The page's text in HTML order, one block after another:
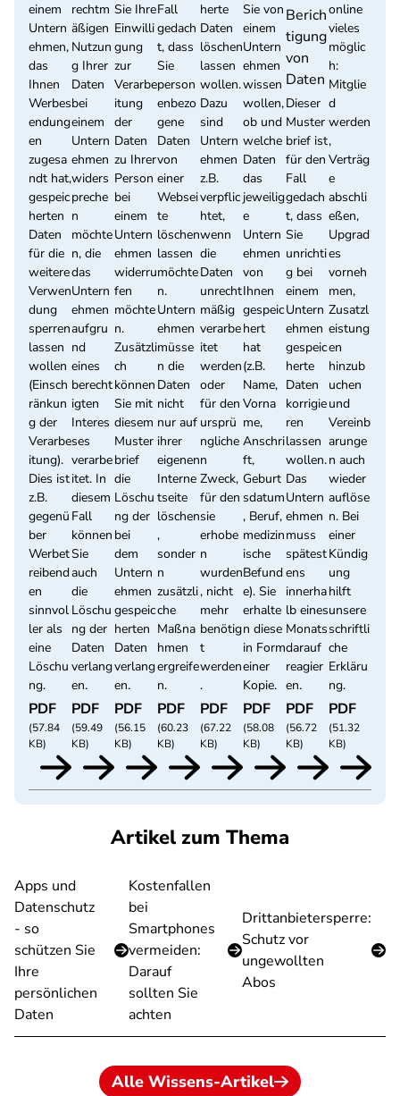
einem
Untern
ehmen,
das
Ihnen
Werbes
endung
en
zugesa
ndt hat,
gespeic
herten
Daten
für die
weitere
Verwen
dung
sperren
lassen
wollen
(Einsch
ränkun
g der
Verarbe
itung).
Dies ist
z.B.
gegenü
ber
Werbet
reibend
en
sinnvol
ler als
eine
Löschu
ng.
PDF
(57.84
KB)
rechtm
äßigen
Nutzun
g Ihrer
Daten
bei
einem
Untern
ehmen
widers
preche
n
möchte
n, die
das
Untern
ehmen
aufgru
nd
eines
berecht
igten
Interes
ses
verarbe
itet. In
diesem
Fall
können
Sie
auch
die
Löschu
ng der
Daten
verlang
en.
PDF
(59.49
KB)
Sie Ihre
Einwilli
gung
zur
Verarbe
itung
der
Daten
zu Ihrer
Person
bei
einem
Untern
ehmen
widerru
fen
möchte
n.
Zusätzli
ch
können
Sie mit
diesem
Muster
brief
die
Löschu
ng der
bei
dem
Untern
ehmen
gespeic
herten
Daten
verlang
en.
PDF
(56.15
KB)
Fall
gedach
t, dass
Sie
person
enbezo
gene
Daten
von
einer
Websei
te
löschen
lassen
möchte
n.
Untern
ehmen
müsse
n die
Daten
nicht
nur auf
ihrer
eigenen
Interne
tseite
löschen
,
sonder
n
zusätzli
che
Maßna
hmen
ergreife
n.
PDF
(60.23
KB)
herte
Daten
löschen
lassen
wollen.
Dazu
sind
Untern
ehmen
z.B.
verpflic
htet,
wenn
die
Daten
unrecht
mäßig
verarbe
itet
werden
oder
für den
ursprü
ngliche
n
Zweck,
für den
sie
erhobe
n
wurden
, nicht
mehr
benötig
t
werden
.
PDF
(67.22
KB)
Sie von
einem
Untern
ehmen
wissen
wollen,
ob und
welche
Daten
das
jeweilig
e
Untern
ehmen
von
Ihnen
gespeic
hert
hat
(z.B.
Name,
Vorna
me,
Anschri
ft,
Geburt
sdatum
, Beruf,
medizin
ische
Befund
e). Sie
erhalte
n diese
in Form
einer
Kopie.
PDF
(58.08
KB)
Berich
tigung
von
Daten
Dieser
Muster
brief ist
für den
Fall
gedach
t, dass
Sie
unrichti
g bei
einem
Untern
ehmen
gespeic
herte
Daten
korrigie
ren
lassen
wollen.
Das
Untern
ehmen
muss
spätest
ens
innerha
lb eines
Monats
darauf
reagier
en.
PDF
(56.72
KB)
online
vieles
möglic
h:
Mitglie
d
werden
,
Verträg
e
abschli
eßen,
Upgrad
es
vorneh
men,
Zusatzl
eistung
en
hinzub
uchen
und
Vereinb
arunge
n auch
wieder
auflöse
n. Bei
einer
Kündig
ung
hilft
unsere
schriftli
che
Erkläru
ng.
PDF
(51.32
KB)
Artikel zum Thema
Apps und
Datenschutz
- so
schützen Sie
Ihre
persönlichen
Daten
Kostenfallen
bei
Smartphones
vermeiden:
Darauf
sollten Sie
achten
Drittanbietersperre:
Schutz vor
ungewollten
Abos
Alle Wissens-Artikel